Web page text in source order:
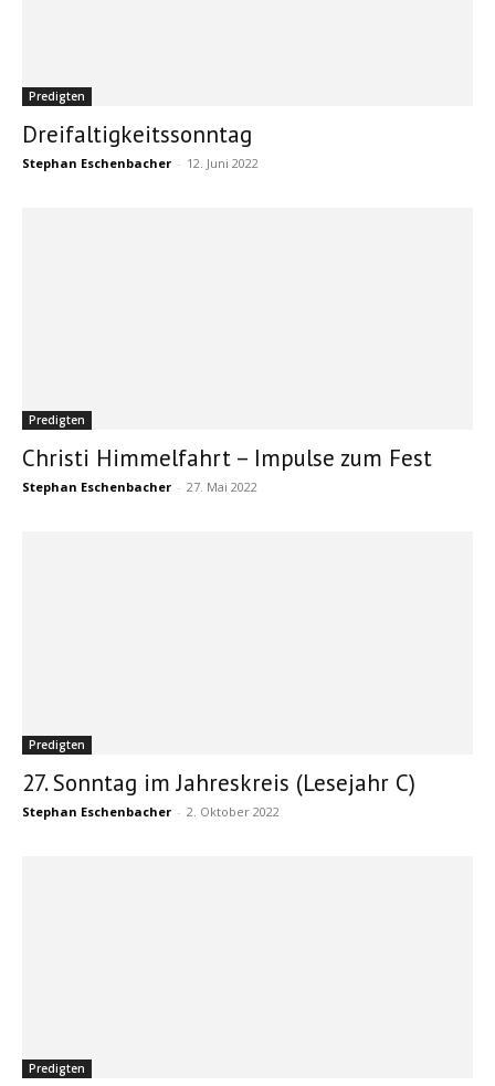
Predigten
Dreifaltigkeitssonntag
Stephan Eschenbacher - 12. Juni 2022
Predigten
Christi Himmelfahrt – Impulse zum Fest
Stephan Eschenbacher - 27. Mai 2022
Predigten
27. Sonntag im Jahreskreis (Lesejahr C)
Stephan Eschenbacher - 2. Oktober 2022
Predigten